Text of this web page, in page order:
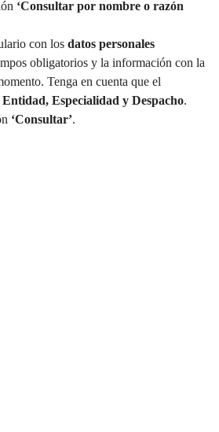
‘Consultar por nombre o razón
con los datos personales
obligatorios y la información con la
Tenga en cuenta que el
Entidad, Especialidad y Despacho.
‘Consultar’.